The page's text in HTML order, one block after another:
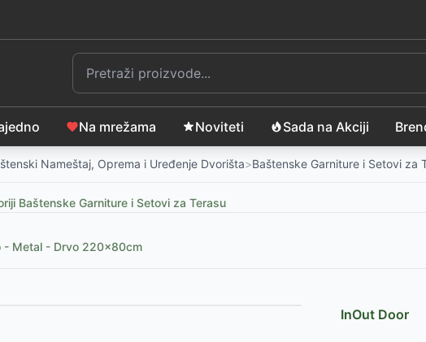
Na mrežama Noviteti Sada na Akciji
Nameštaj, Oprema i Uređenje Dvorišta>Baštenske Garniture i Setovi za
Baštenske Garniture i Setovi za Terasu
- Metal - Drvo 220x80cm
i 2 Stolice
InOut Door